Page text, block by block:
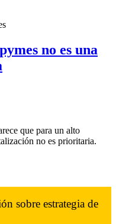
no es una
que para un alto
no es prioritaria.
sobre estrategia de